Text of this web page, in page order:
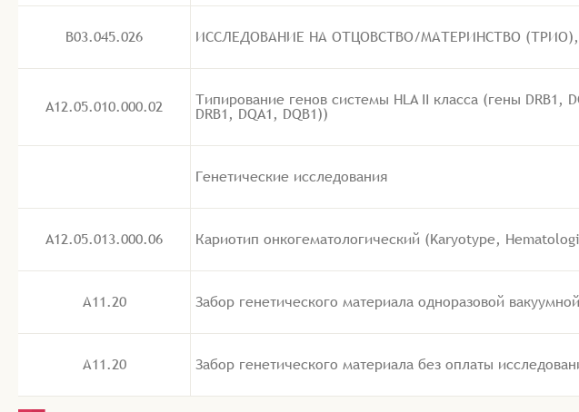
B03.045.026 ИССЛЕДОВАНИЕ НА ОТЦОВСТВО/МАТЕРИНСТВО (ТРИО),
A12.05.010.000.02
Типирование генов системы HLA II класса (гены DRB1,
DRB1, DQA1, DQB1))
Генетические исследования
A12.05.013.000.06 Кариотип онкогематологический (Karyotype,
А11.20 Забор генетического материала одноразовой
А11.20 Забор генетического материала без оплаты